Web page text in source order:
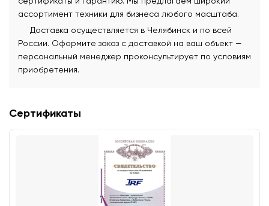
ассортимент техники для бизнеса любого масштаба.
Доставка осуществляется в Челябинск и по всей
России. Оформите заказ с доставкой на ваш объект —
персональный менеджер проконсультирует по условиям
приобретения.
Сертификаты